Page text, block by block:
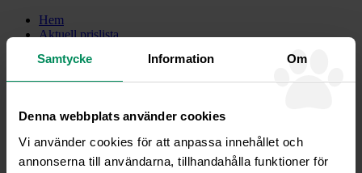
Samtycke Information Om
Denna webbplats använder cookies
Vi använder cookies för att anpassa innehållet och
annonserna till användarna, tillhandahålla funktioner för
Hem
Aktuell prislista
Böcker av Anna Pamuk
Europeiska jordbruksfonden
Föreläsningar och kurser
Hela Jakthunden och JaktJournalen
Hundjägarpodden
Klubb Fjällveterinären